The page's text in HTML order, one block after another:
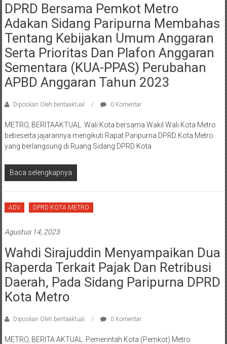
DPRD Bersama Pemkot Metro
Adakan Sidang Paripurna Membahas
Tentang Kebijakan Umum Anggaran
Serta Prioritas Dan Plafon Anggaran
Sementara (KUA-PPAS) Perubahan
APBD Anggaran Tahun 2023
Diposkan Oleh:beritaaktual 0 Komentar
METRO, BERITAAKTUAL. Wali Kota bersama Wakil Wali Kota Metro
bebeserta jajarannya mengikuti Rapat Paripurna DPRD Kota Metro
yang berlangsung di Ruang Sidang DPRD Kota
Baca selengkapnya
ADV DPRD KOTA METRO
Agustus 14, 2023
Wahdi Sirajuddin Menyampaikan Dua
Raperda Terkait Pajak Dan Retribusi
Daerah, Pada Sidang Paripurna DPRD
Kota Metro
Diposkan Oleh:beritaaktual 0 Komentar
METRO, BERITA AKTUAL. Pemerintah Kota (Pemkot) Metro